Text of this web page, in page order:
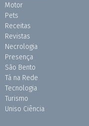
Motor
Pets
Receitas
Revistas
Necrologia
Presença
São Bento
Tá na Rede
Tecnologia
Turismo
Uniso Ciência